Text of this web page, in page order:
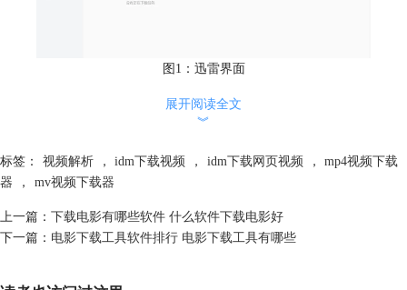
图1：迅雷界面
除了迅雷，市面上还有其它的下载工具，下面再为大家推荐几个电影下载
IDM下载器：这是一款专注于下载领域的下载工具，它支持下载视频、音
频、压缩包、图片等文件。相对于迅雷来说，它比较亮眼的优势是下载速
度更快，而且可以自动捕获网页中的视频。
用IDM下载电影有以下几种情况：
展开阅读全文
︾
标签： 视频解析 ， idm下载视频 ， idm下载网页视频 ，
mp4视频下载
器
， mv视频下载器
上一篇： 下载电影有哪些软件 什么软件下载电影好
下一篇： 电影下载工具软件排行 电影下载工具有哪些